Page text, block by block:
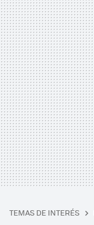
TEMAS DE INTERÉS